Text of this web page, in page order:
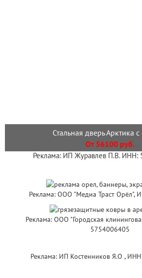
Стальная дверь Арктика
От 56100 руб.
Реклама: ИП Журавлев П.В. ИНН:
Реклама: ООО "Медиа Траст Орёл",
Реклама: ООО "Городская
5754006405
Реклама: ИП Костенников Я.О ,